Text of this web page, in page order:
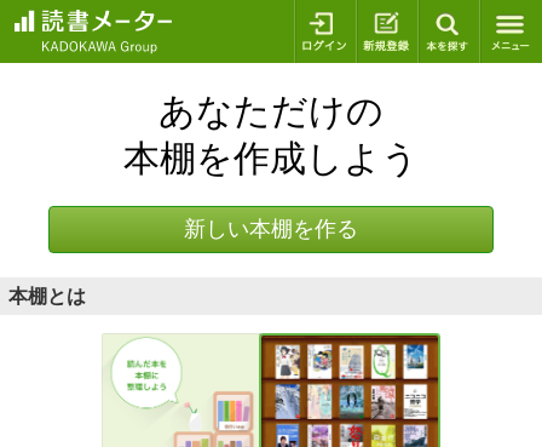
ログイン 新規登録
あなただけの
本棚を作成しよう
新しい本棚を作る
本棚とは